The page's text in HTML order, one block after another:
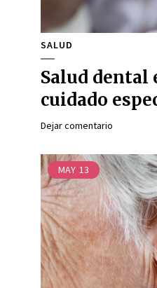
SALUD
Salud dental
cuidado
Dejar comentario
MAY 13